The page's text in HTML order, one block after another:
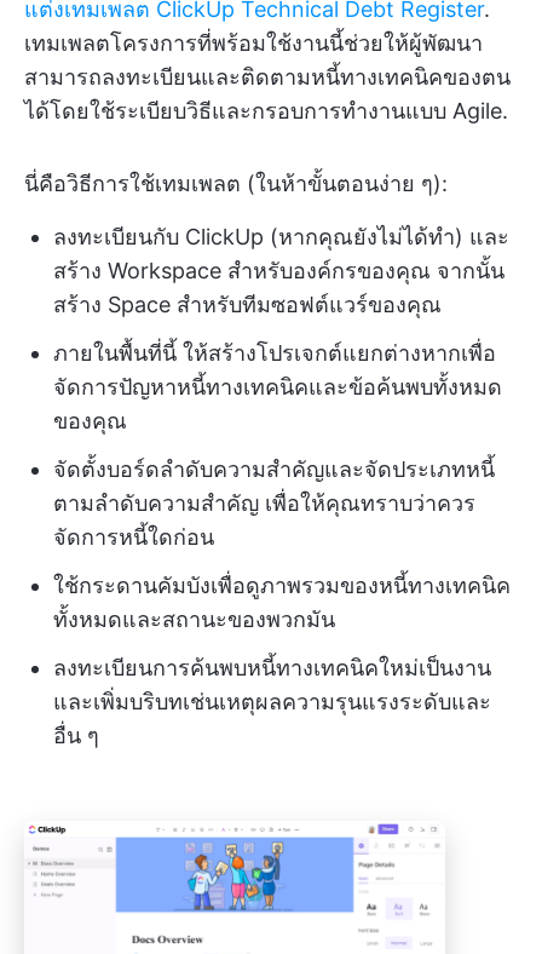
แต่งเทมเพลต ClickUp Technical Debt Register.
เทมเพลตโครงการที่พร้อมใช้งานนี้ช่วยให้ผู้พัฒนา
สามารถลงทะเบียนและติดตามหนี้ทางเทคนิคของตน
ได้โดยใช้ระเบียบวิธีและกรอบการทำงานแบบ Agile.
นี่คือวิธีการใช้เทมเพลต (ในห้าขั้นตอนง่าย ๆ):
ลงทะเบียนกับ ClickUp (หากคุณยังไม่ได้ทำ) และ
สร้าง Workspace สำหรับองค์กรของคุณ จากนั้น
สร้าง Space สำหรับทีมซอฟต์แวร์ของคุณ
ภายในพื้นที่นี้ ให้สร้างโปรเจกต์แยกต่างหากเพื่อ
จัดการปัญหาหนี้ทางเทคนิคและข้อค้นพบทั้งหมด
ของคุณ
จัดตั้งบอร์ดลำดับความสำคัญและจัดประเภทหนี้
ตามลำดับความสำคัญ เพื่อให้คุณทราบว่าควร
จัดการหนี้ใดก่อน
ใช้กระดานคัมบังเพื่อดูภาพรวมของหนี้ทางเทคนิค
ทั้งหมดและสถานะของพวกมัน
ลงทะเบียนการค้นพบหนี้ทางเทคนิคใหม่เป็นงาน
และเพิ่มบริบทเช่นเหตุผลความรุนแรงระดับและ
อื่น ๆ